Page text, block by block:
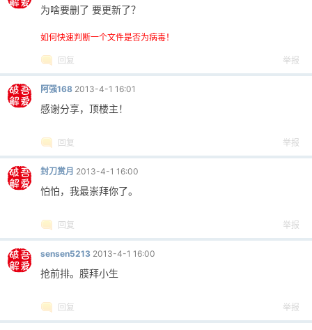
为啥要删了 要更新了？
如何快速判断一个文件是否为病毒！
回复 举报
阿强168 2013-4-1 16:01
感谢分享，顶楼主！
回复 举报
封刀赏月 2013-4-1 16:00
怕怕，我最崇拜你了。
回复 举报
sensen5213 2013-4-1 16:00
抢前排。膜拜小生
回复 举报